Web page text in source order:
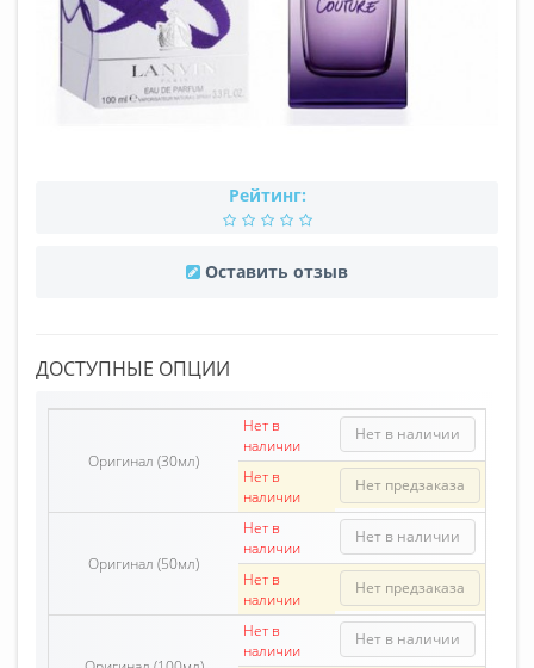
Рейтинг:
Оставить отзыв
ДОСТУПНЫЕ ОПЦИИ
Оригинал (30мл)
Нет в
наличии
Нет в наличии
Нет в
наличии
Нет предзаказа
Оригинал (50мл)
Нет в
наличии
Нет в наличии
Нет в
наличии
Нет предзаказа
Нет в
наличии
Нет в наличии